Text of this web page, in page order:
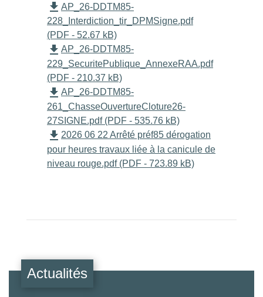
file_download AP_26-DDTM85-
228_Interdiction_tir_DPMSigne.pdf
(PDF - 52.67 kB)
file_download AP_26-DDTM85-
229_SecuritePublique_AnnexeRAA.pdf
(PDF - 210.37 kB)
file_download AP_26-DDTM85-
261_ChasseOuvertureCloture26-
27SIGNE.pdf (PDF - 535.76 kB)
file_download 2026 06 22 Arrêté préf85 dérogation
pour heures travaux liée à la canicule de
niveau rouge.pdf (PDF - 723.89 kB)
Actualités